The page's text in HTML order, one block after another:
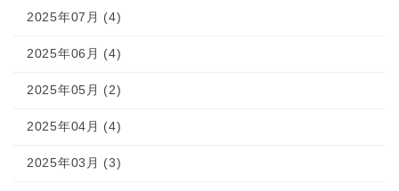
2025年07月 (4)
2025年06月 (4)
2025年05月 (2)
2025年04月 (4)
2025年03月 (3)